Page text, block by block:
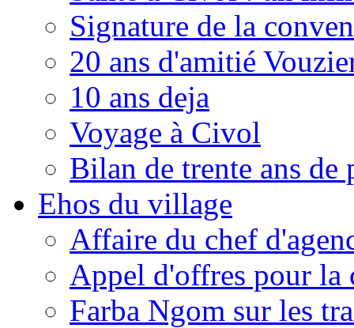
Signature de la
20 ans d'amitié
10 ans deja
Voyage à Civol
Bilan de trente ans
Ehos du village
Affaire du chef
Appel d'offres pour la
Farba Ngom sur les